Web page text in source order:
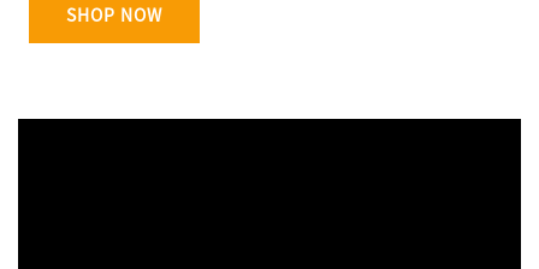
SHOP NOW